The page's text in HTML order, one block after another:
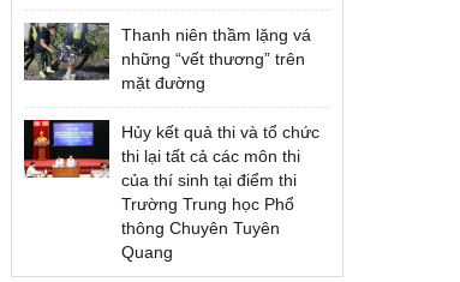
Thanh niên thầm lặng vá
những “vết thương” trên
mặt đường
Hủy kết quả thi và tổ chức
thi lại tất cả các môn thi
của thí sinh tại điểm thi
Trường Trung học Phổ
thông Chuyên Tuyên
Quang